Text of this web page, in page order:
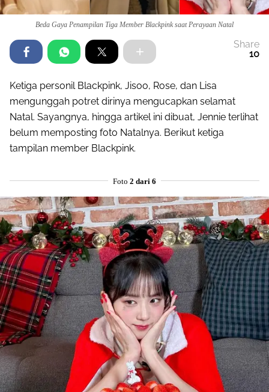
Beda Gaya Penampilan Tiga Member Blackpink saat Perayaan Natal
Share
10
Ketiga personil Blackpink, Jisoo, Rose, dan Lisa
mengunggah potret dirinya mengucapkan selamat
Natal. Sayangnya, hingga artikel ini dibuat, Jennie terlihat
belum memposting foto Natalnya. Berikut ketiga
tampilan member Blackpink.
Foto 2 dari 6